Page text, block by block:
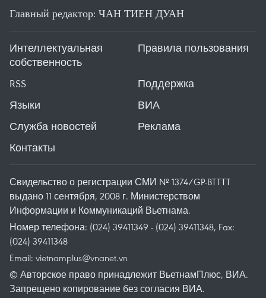
Главный редактор: ЧАН ТИЕН ДУАН
Интеллектуальная
собственность
Правила пользования
RSS
Поддержка
Языки
ВИА
Служба новостей
Реклама
Контакты
Свидельство о регистрации СМИ № 1374/GP-BTTTT
выдано 11 сентября, 2008 г. Министерством
Информации и Коммуникаций Вьетнама.
Номер телефона: (024) 39411349 - (024) 39411348, Fax:
(024) 39411348
Email: vietnamplus@vnanet.vn
© Авторское право принадлежит ВьетнамПлюс, ВИА.
Запрещено копирование без согласия ВИА.